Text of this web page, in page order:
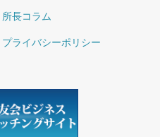
所長コラム
プライバシーポリシー